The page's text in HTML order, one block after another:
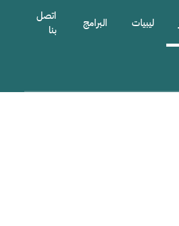
ليبيات البرامج
اتصل
بنا